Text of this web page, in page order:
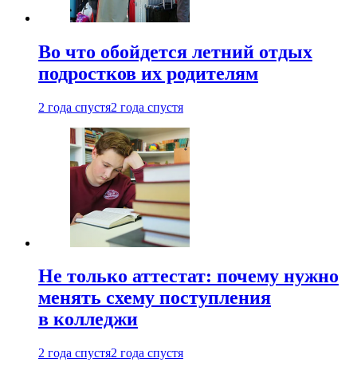
Во что обойдется летний отдых
подростков их родителям
2 года спустя2 года спустя
Не только аттестат: почему нужно
менять схему поступления
в колледжи
2 года спустя2 года спустя